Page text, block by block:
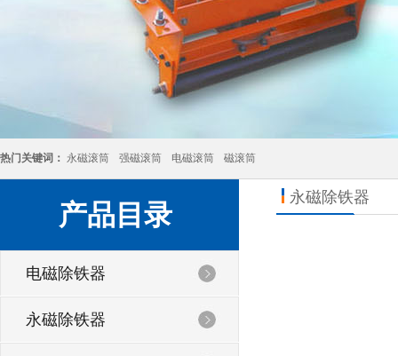
热门关键词： 永磁滚筒 强磁滚筒 电磁滚筒 磁滚筒
产品目录
电磁除铁器
永磁除铁器
永磁除铁器